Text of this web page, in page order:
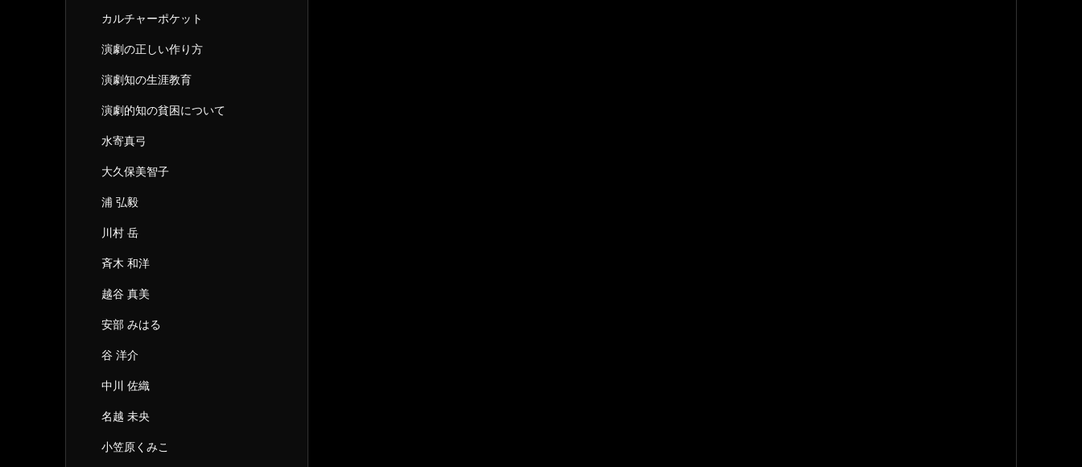
カルチャーポケット
演劇の正しい作り方
演劇知の生涯教育
演劇的知の貧困について
水寄真弓
大久保美智子
浦 弘毅
川村 岳
斉木 和洋
越谷 真美
安部 みはる
谷 洋介
中川 佐織
名越 未央
小笠原くみこ